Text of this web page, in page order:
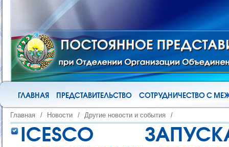
ГЛАВНАЯ ПРЕДСТАВИТЕЛЬСТВО СОТРУДНИЧЕСТВО С
Главная / Новости / Другие новости и события /
ICESCO